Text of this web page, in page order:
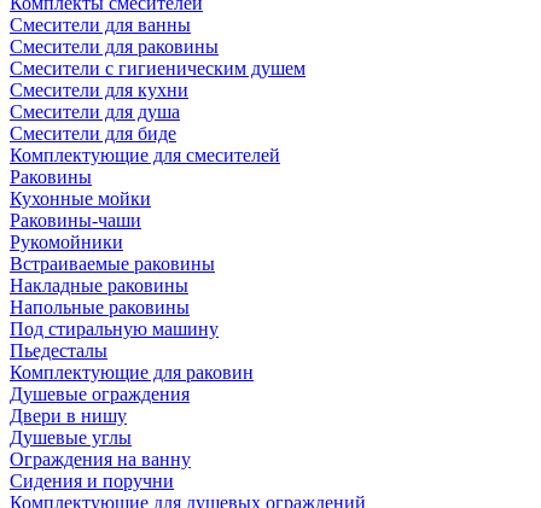
Смесители для ванны
Смесители для раковины
Смесители с гигиеническим душем
Смесители для кухни
Смесители для душа
Смесители для биде
Комплектующие для смесителей
Раковины
Кухонные мойки
Раковины-чаши
Рукомойники
Встраиваемые раковины
Накладные раковины
Напольные раковины
Под стиральную машину
Пьедесталы
Комплектующие для раковин
Душевые ограждения
Двери в нишу
Душевые углы
Ограждения на ванну
Сидения и поручни
Комплектующие для душевых ограждений